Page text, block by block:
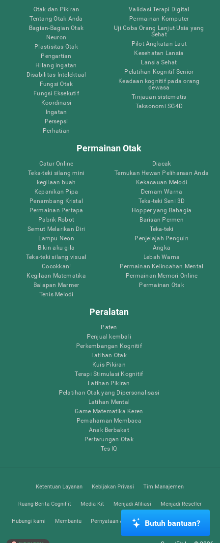
Otak dan Pikiran
Tentang Otak Anda
Bagian-Bagian Otak
Neuron
Plastisitas Otak
Pengartian
Hilang ingatan
Disabilitas Intelektual
Fungsi Otak
Fungsi Eksekutif
Koordinasi
Ingatan
Persepsi
Perhatian
Validasi Terapi Digital
Permainan Komputer
Uji Coba Orang Lanjut Usia yang
Sehat
Pilot Angkatan Laut
Kesehatan Lansia
Lansia Sehat
Pelatihan Kognitif Senior
Keadaan kognitif pada orang
dewasa
Tinjauan sistematis
Taksonomi SG4D
Permainan Otak
Catur Online
Teka-teki silang mini
kegilaan buah
Kepanikan Pipa
Penambang Kristal
Permainan Pertapa
Pabrik Robot
Semut Melarikan Diri
Lampu Neon
Bikin aku gila
Teka-teki silang visual
Cocokkan!
Kegilaan Matematika
Balapan Marmer
Tenis Melodi
Diacak
Temukan Hewan Peliharaan Anda
Kekacauan Melodi
Demam Warna
Teka-teki Seni 3D
Hopper yang Bahagia
Barisan Permen
Teka-teki
Penjelajah Penguin
Angka
Lebah Warna
Permainan Kelincahan Mental
Permainan Memori Online
Permainan Otak
Peralatan
Paten
Penjual kembali
Perkembangan Kognitif
Latihan Otak
Kuis Pikiran
Terapi Stimulasi Kognitif
Latihan Pikiran
Pelatihan Otak yang Dipersonalisasi
Latihan Mental
Game Matematika Keren
Pemahaman Membaca
Anak Berbakat
Pertarungan Otak
Tes IQ
Ketentuan Layanan Kebijakan Privasi Tim Manajemen
Ruang Berita CogniFit Media Kit Menjadi Afiliasi Menjadi Reseller
Hubungi kami Membantu Pernyataan Aksesibilitas Pusat Kepercayaan
Butuh bantuan?